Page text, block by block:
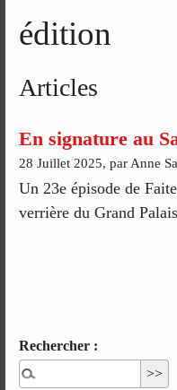
édition
Articles
En signature au
28 Juillet 2025, par Anne
Un 23e épisode de
verrière du Grand
Rechercher :